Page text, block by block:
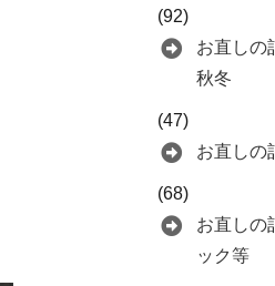
(92)
お直しの
秋冬
(47)
お直しの
(68)
お直しの
ック等